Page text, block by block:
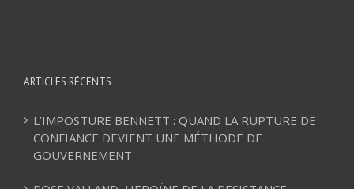
ARTICLES RÉCENTS
L’IMPOSTURE BENNETT : QUAND LA RUPTURE DE
CONFIANCE DEVIENT UNE MÉTHODE DE
GOUVERNEMENT